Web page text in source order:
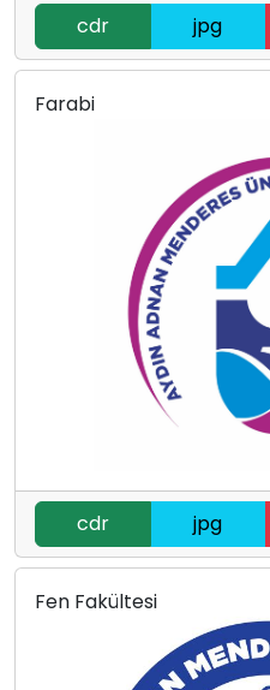
cdr jpg
Farabi
cdr jpg
Fen Fakültesi